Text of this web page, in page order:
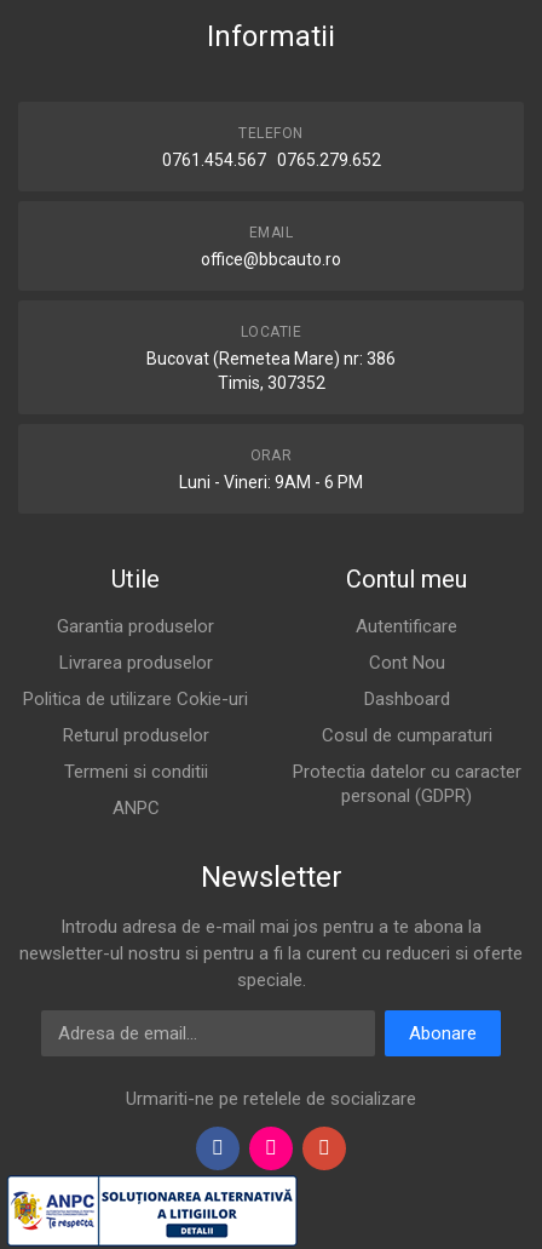
Informatii
TELEFON
0761.454.567 0765.279.652
EMAIL
office@bbcauto.ro
LOCATIE
Bucovat (Remetea Mare) nr: 386
Timis, 307352
ORAR
Luni - Vineri: 9AM - 6 PM
Utile
Garantia produselor
Livrarea produselor
Politica de utilizare Cokie-uri
Returul produselor
Termeni si conditii
ANPC
Contul meu
Autentificare
Cont Nou
Dashboard
Cosul de cumparaturi
Protectia datelor cu caracter
personal (GDPR)
Newsletter
Introdu adresa de e-mail mai jos pentru a te abona la
newsletter-ul nostru si pentru a fi la curent cu reduceri si oferte
speciale.
Adresa de email
Abonare
Urmariti-ne pe retelele de socializare